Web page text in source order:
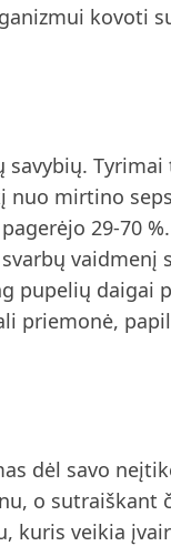
kovoti
savybių.
mirtino
29-70
vaidmenį
pupelių daigai
priemonė,
dėl savo
o sutraiškant
kuris veikia